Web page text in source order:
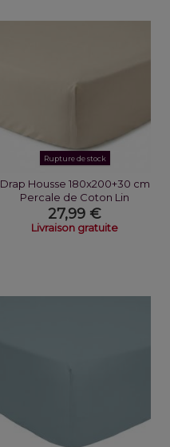
Rupture de stock
Drap Housse 180x200+30 cm
Percale de Coton Lin
27,99 €
Livraison gratuite